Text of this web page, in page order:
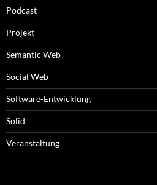
Podcast
Projekt
Semantic Web
Social Web
Software-Entwicklung
Solid
Veranstaltung